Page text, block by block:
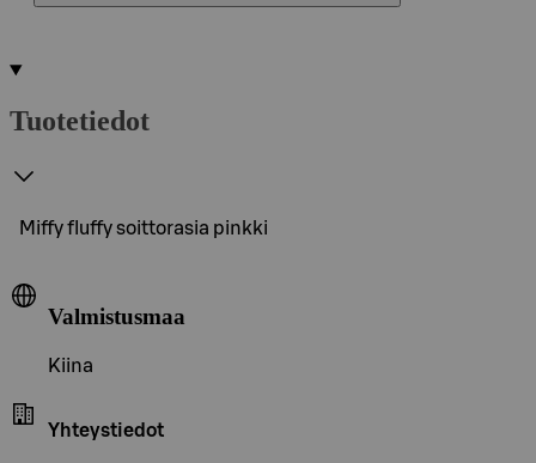
Tuotetiedot
Miffy fluffy soittorasia pinkki
Valmistusmaa
Kiina
Yhteystiedot